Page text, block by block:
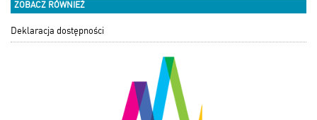
ZOBACZ RÓWNIEŻ
Deklaracja dostępności